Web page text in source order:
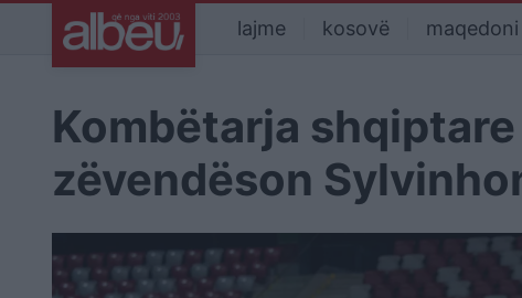
lajme kosovë maqedoni
Kombëtarja
zëvendëson